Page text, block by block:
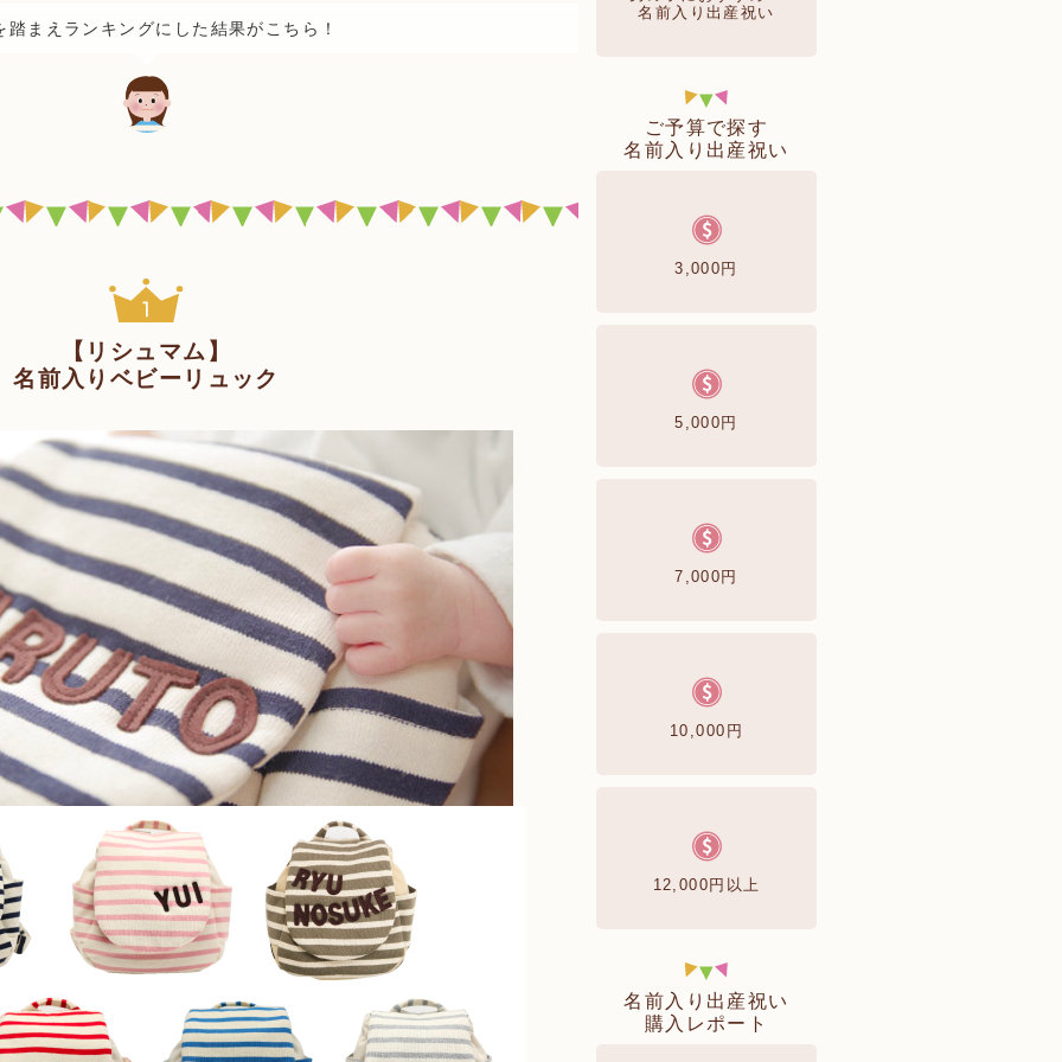
踏まえランキングにした結果がこちら！
【リシュマム】
名前入りベビーリュック
名前入り出産祝い
ご予算で探す
名前入り出産祝い
3,000円
5,000円
7,000円
10,000円
12,000円以上
名前入り出産祝い
購入レポート